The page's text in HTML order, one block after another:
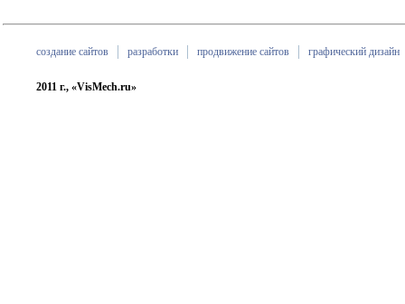
создание сайтов разработки продвижение сайтов графический дизайн
2011 г., «VisMech.ru»